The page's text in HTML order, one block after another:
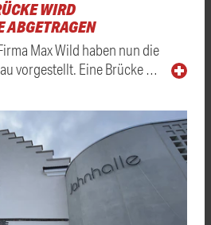
WIRD S
Max Wild haben nun die
vorgestellt. Eine Brücke …